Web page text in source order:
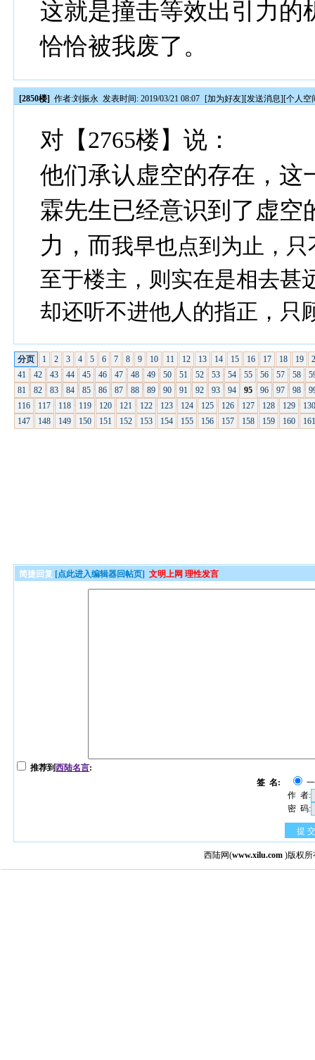
这就是撞击等效出引力的
恰恰被我废了。
[2850楼] 作者:刘振永 发表时间: 2019/03/21 08:07 [加为好友][发送消息][个人空
对【2765楼】说：
他们承认虚空的存在，这
霖先生已经意识到了虚空
力，而我早也点到为止，
至于楼主，则实在是相去甚
却还听不进他人的指正，只
分页 1 2 3 4 5 6 7 8 9 10 11 12 13 14 15 16 17 18 19
41
42 43 44 45 46 47 48 49 50 51 52 53 54 55 56 57 58
81
82 83 84 85 86 87 88 89 90 91 92 93 94 95 96 97 98
116
117 118 119 120 121 122 123 124 125 126 127 128 129
147
148 149 150 151 152 153 154 155 156 157 158 159 160
简捷回复 [点此进入编辑器回帖页] 文明上网 理性发言
推荐到西陆名言:
签 名:
作 者:
密 码:
提 交
西陆网(www.xilu.com )版权